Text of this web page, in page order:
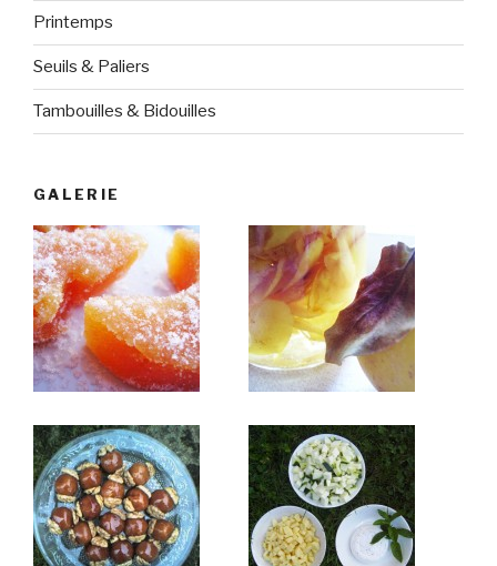
Printemps
Seuils & Paliers
Tambouilles & Bidouilles
GALERIE